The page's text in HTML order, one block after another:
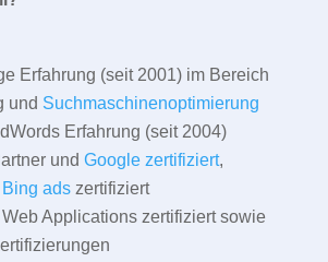
Erfahrung (seit 2001) im Bereich
und Suchmaschinenoptimierung
Erfahrung (seit 2004)
und Google zertifiziert,
Bing adszertifiziert
Web Applications zertifiziert sowie